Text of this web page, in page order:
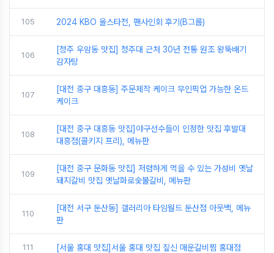
105 2024 KBO 올스타전, 팬사인회 후기(B그룹)
106
[청주 우암동 맛집] 청주대 근처 30년 전통 원조 왕뚝배기
감자탕
107
[대전 중구 대흥동] 주문제작 케이크 무인픽업 가능한 온드
케이크
108
[대전 중구 대흥동 맛집]야구선수들이 인정한 맛집 후발대
대흥점(콜키지 프리), 메뉴판
109
[대전 중구 문화동 맛집] 저렴하게 먹을 수 있는 가성비 옛날
돼지갈비 맛집 옛날화로숯불갈비, 메뉴판
110
[대전 서구 둔산동] 갤러리아 타임월드 둔산점 아웃백, 메뉴
판
111 [서울 홍대 맛집]서울 홍대 맛집 짚신 매운갈비찜 홍대점